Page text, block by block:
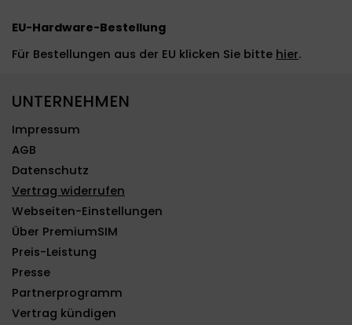
EU-Hardware-Bestellung
Für Bestellungen aus der EU klicken Sie bitte hier.
UNTERNEHMEN
Impressum
AGB
Datenschutz
Vertrag widerrufen
Webseiten-Einstellungen
Über PremiumSIM
Preis-Leistung
Presse
Partnerprogramm
Vertrag kündigen